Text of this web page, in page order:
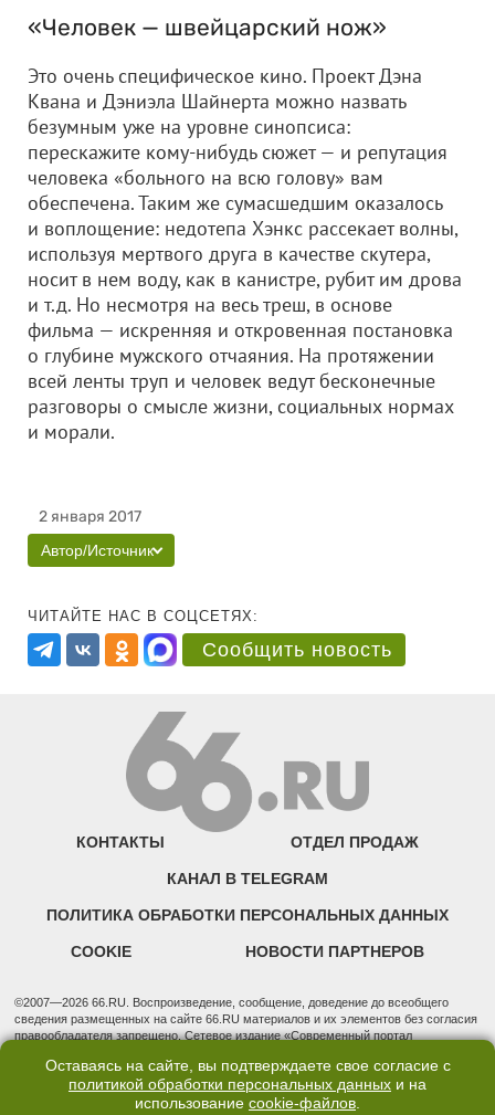
«Человек — швейцарский нож»
Это очень специфическое кино. Проект Дэна
Квана и Дэниэла Шайнерта можно назвать
безумным уже на уровне синопсиса:
перескажите кому-нибудь сюжет — и репутация
человека «больного на всю голову» вам
обеспечена. Таким же сумасшедшим оказалось
и воплощение: недотепа Хэнкс рассекает волны,
используя мертвого друга в качестве скутера,
носит в нем воду, как в канистре, рубит им дрова
и т.д. Но несмотря на весь треш, в основе
фильма — искренняя и откровенная постановка
о глубине мужского отчаяния. На протяжении
всей ленты труп и человек ведут бесконечные
разговоры о смысле жизни, социальных нормах
и морали.
2 января 2017
Автор/Источник
ЧИТАЙТЕ НАС В СОЦСЕТЯХ:
Сообщить новость
КОНТАКТЫ ОТДЕЛ ПРОДАЖ
КАНАЛ В TELEGRAM
ПОЛИТИКА ОБРАБОТКИ ПЕРСОНАЛЬНЫХ ДАННЫХ
COOKIE НОВОСТИ ПАРТНЕРОВ
©2007—2026 66.RU. Воспроизведение, сообщение, доведение до всеобщего
сведения размещенных на сайте 66.RU материалов и их элементов без согласия
правообладателя запрещено. Сетевое издание «Современный портал
надзору в сфере связи, информационных технологий и массовых коммуникаций
(Роскомнадзор). Регистрационный номер ЭЛ № ФС 77 - 76634 от 02.09.2019
Учредитель: Общество с ограниченной ответственностью "66.ру". Юридический
Оставаясь на сайте, вы подтверждаете свое согласие с
политикой обработки персональных данных и на
использование cookie-файлов.